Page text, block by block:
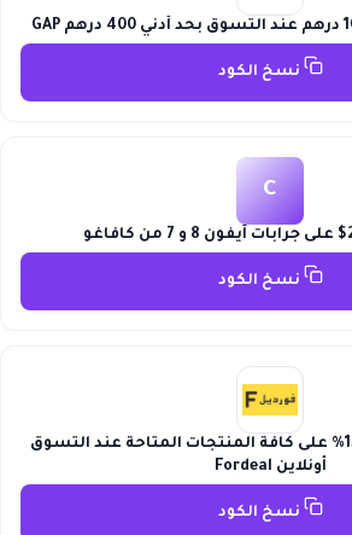
نسخ الكود
C
نسخ الكود
كوبون خصم فورديل 15% على كافة المنتجات المتاحة عند التسوق
أونلاين Fordeal
نسخ الكود